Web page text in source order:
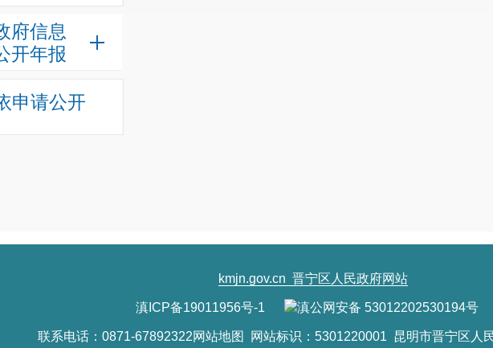
府信息
开年报
申请公开
kmjn.gov.cn 晋宁区人民政府网站
滇ICP备19011956号-1 滇公网安备 53012202530194号
联系电话：0871-67892322网站地图 网站标识：5301220001 昆明市晋宁区人